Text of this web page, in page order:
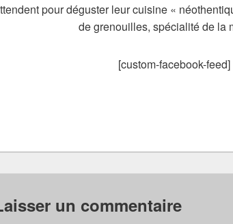
pour déguster leur cuisine «
de grenouilles, spécialité de la
[custom-facebook-feed]
un commentaire